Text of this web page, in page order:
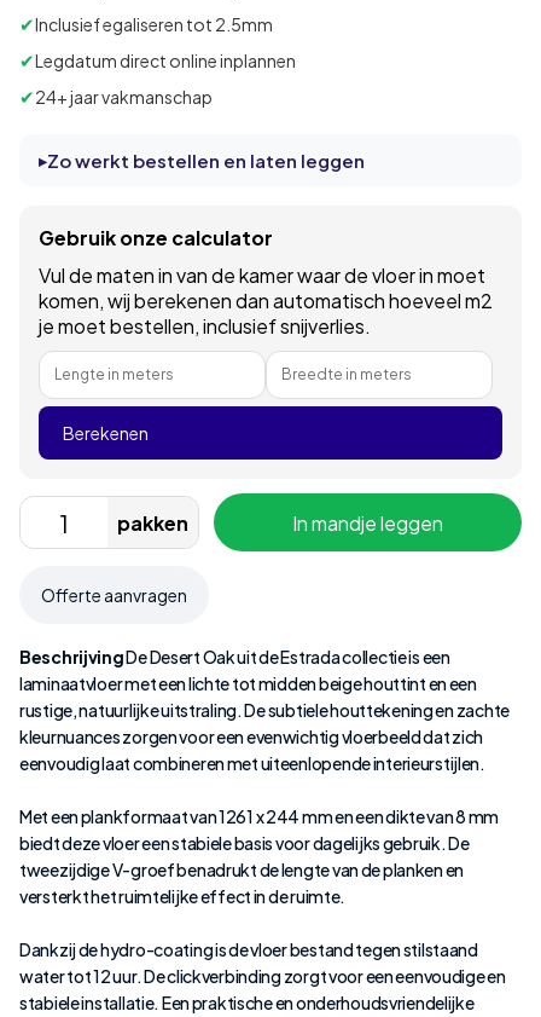
✔Inclusief egaliseren tot 2.5mm
✔Legdatum direct online inplannen
✔24+ jaar vakmanschap
Zo werkt bestellen en laten leggen
Gebruik onze calculator
Vul de maten in van de kamer waar de vloer in moet
komen, wij berekenen dan automatisch hoeveel m2
je moet bestellen, inclusief snijverlies.
Lengte in meters Breedte in meters
Berekenen
pakken In mandje leggen
Offerte aanvragen
BeschrijvingDe Desert Oak uit de Estrada collectie is een
laminaatvloer met een lichte tot midden beige houttint en een
rustige, natuurlijke uitstraling. De subtiele houttekening en zachte
kleurnuances zorgen voor een evenwichtig vloerbeeld dat zich
eenvoudig laat combineren met uiteenlopende interieurstijlen.
Met een plankformaat van 1261 x 244 mm en een dikte van 8 mm
biedt deze vloer een stabiele basis voor dagelijks gebruik. De
tweezijdige V-groef benadrukt de lengte van de planken en
versterkt het ruimtelijke effect in de ruimte.
Dankzij de hydro-coating is de vloer bestand tegen stilstaand
water tot 12 uur. De clickverbinding zorgt voor een eenvoudige en
stabiele installatie. Een praktische en onderhoudsvriendelijke